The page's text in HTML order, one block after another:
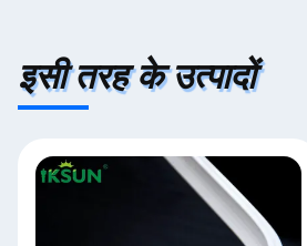
इसी तरह के उत्पादों